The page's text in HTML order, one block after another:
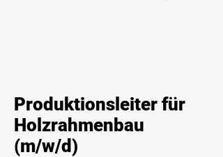
Produktionsleiter für
Holzrahmenbau
(m/w/d)